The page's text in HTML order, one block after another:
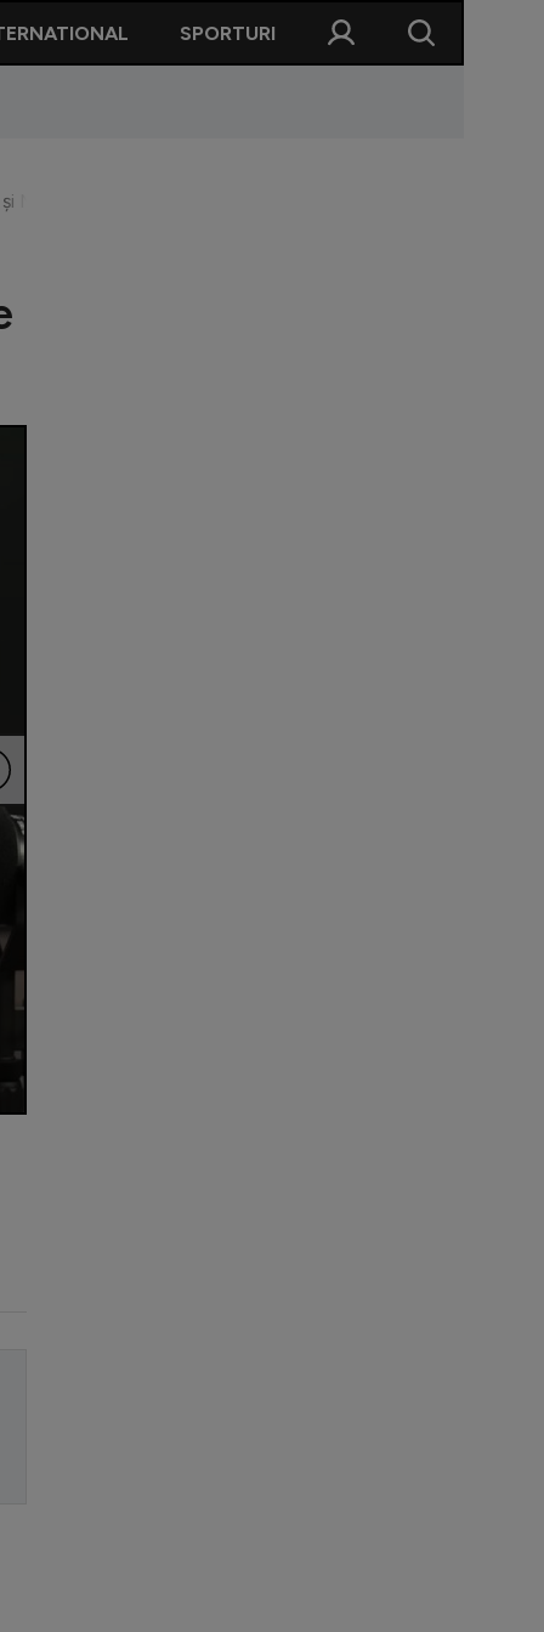
SPORTURI
Miu ne gândeam deja ce facem cu banii!”